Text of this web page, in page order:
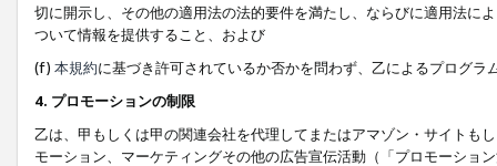
切に開示し、その他の適用法の法的要件を満たし、ならびに適用法に
ついて情報を提供すること、および
(f) 本規約に基づき許可されているか否かを問わず、乙によるプログ
4. プロモーションの制限
乙は、甲もしくは甲の関連会社を代理してまたはアマゾン・サイトも
モーション、マーケティングその他の広告宣伝活動（「プロモーショ